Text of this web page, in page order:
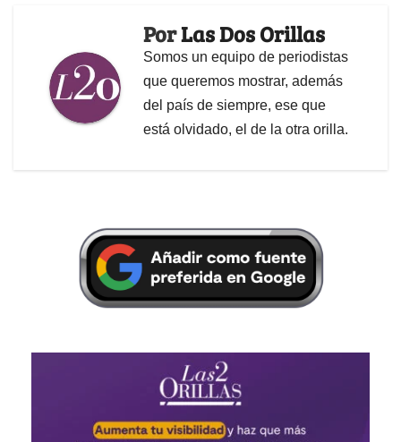
PorLas Dos Orillas
Somos un equipo de periodistas
que queremos mostrar, además
del país de siempre, ese que
está olvidado, el de la otra orilla.